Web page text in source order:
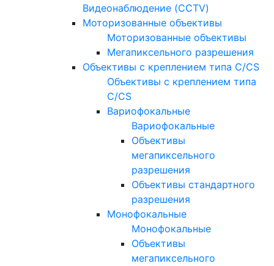
Видеонаблюдение (CCTV)
Моторизованные объективы
Моторизованные объективы
Мегапиксельного разрешения
Объективы с креплением типа C/CS
Объективы с креплением типа
C/CS
Вариофокальные
Вариофокальные
Объективы
мегапиксельного
разрешения
Объективы стандартного
разрешения
Монофокальные
Монофокальные
Объективы
мегапиксельного